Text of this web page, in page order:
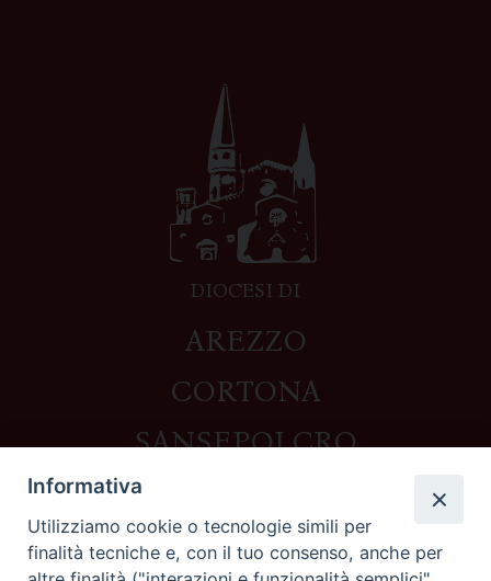
DIOCESI DI
AREZZO
CORTONA
SANSEPOLCRO
Contatti
Informativa
Utilizziamo cookie o tecnologie simili per
finalità tecniche e, con il tuo consenso, anche per